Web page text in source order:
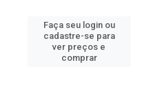
Faça seu login ou
cadastre-se para
ver preços e
comprar